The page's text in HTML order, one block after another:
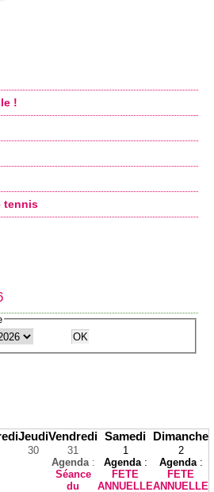
!
tennis
JeudiVendredi Samedi Dimanche
30
31
Agenda:
Séance
du
1
Agenda:
FETE
ANNUELLE
2
Agenda:
FETE
ANNUELLE